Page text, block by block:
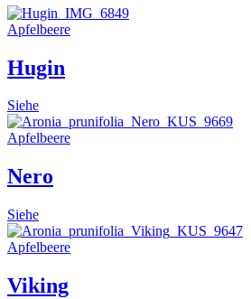
Apfelbeere
Hugin
Siehe
Apfelbeere
Nero
Siehe
Apfelbeere
Viking